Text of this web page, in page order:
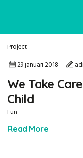
Project
29 januari 2018
We Take
Child
Fun
Read More